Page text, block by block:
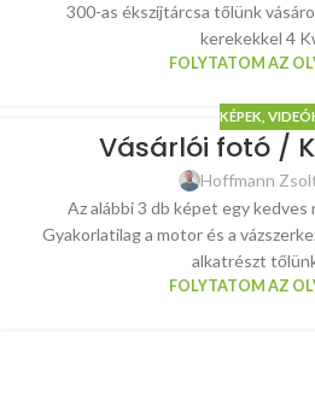
300-as ékszíjtárcsa tőlünk
kerekekkel 4
FOLYTATOM AZ
KÉPEK,
Vásárlói fotó /
Hoffmann
Az alábbi 3 db képet egy
Gyakorlatilag a motor és a
alkatrészt
FOLYTATOM AZ